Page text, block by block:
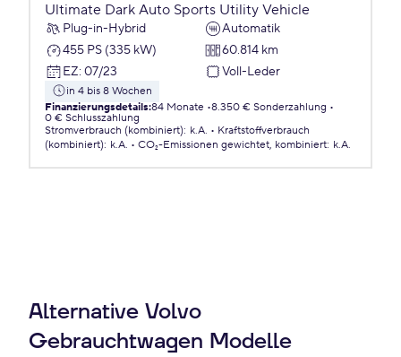
Ultimate Dark Auto Sports Utility Vehicle
Plug-in-Hybrid
Automatik
455 PS (335 kW)
60.814 km
EZ: 07/23 Voll-Leder
in 4 bis 8 Wochen
Finanzierungsdetails:84 Monate 8.350 € Sonderzahlung
0 € Schlusszahlung
Stromverbrauch (kombiniert): k.A.
Kraftstoffverbrauch
(kombiniert): k.A. CO₂-Emissionen gewichtet, kombiniert: k.A.
Alternative Volvo
Gebrauchtwagen Modelle